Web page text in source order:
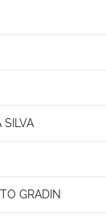
SILVA
GRADIN